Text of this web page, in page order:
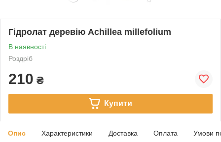
Гідролат деревію Achillea millefolium
В наявності
Роздріб
210 ₴
Купити
Опис Характеристики Доставка Оплата Умови